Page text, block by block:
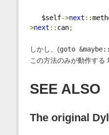
$self->next ::
>next :: can;
しかし、(goto
この方法のみが動作する
SEE ALSO
The original